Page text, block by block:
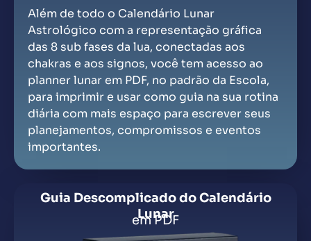
Além de todo o Calendário Lunar
Astrológico com a representação gráfica
das 8 sub fases da lua, conectadas aos
chakras e aos signos, você tem acesso ao
planner lunar em PDF, no padrão da Escola,
para imprimir e usar como guia na sua rotina
diária com mais espaço para escrever seus
planejamentos, compromissos e eventos
importantes.
Guia Descomplicado do Calendário
Lunar
em PDF